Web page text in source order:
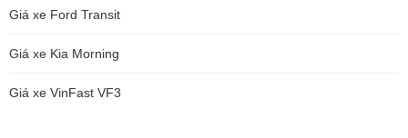
Giá xe Ford Transit
Giá xe Kia Morning
Giá xe VinFast VF3